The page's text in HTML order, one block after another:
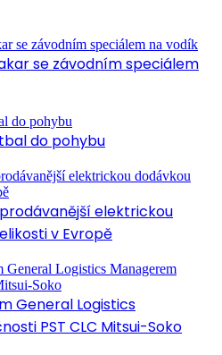
se závodním speciálem
do pohybu
elektrickou
v Evropě
General Logistics
PST CLC Mitsui-Soko